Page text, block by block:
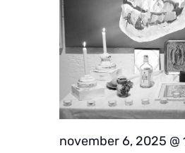
november 6, 2025 @